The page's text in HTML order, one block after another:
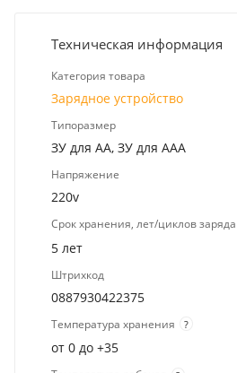
Техническая информация
Категория товара
Зарядное устройство
Типоразмер
ЗУ для AA, ЗУ для AAA
Напряжение
220v
Срок хранения, лет/циклов заряда
5 лет
Штрихкод
0887930422375
Температура хранения ?
от 0 до +35